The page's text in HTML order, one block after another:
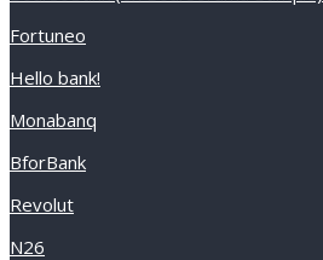
Fortuneo
Hello bank!
Monabanq
BforBank
Revolut
N26